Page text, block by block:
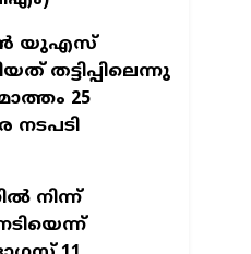
യുഎസ്
തട്ടിപ്പിലെന്നു
25
നടപടി
നിന്ന്